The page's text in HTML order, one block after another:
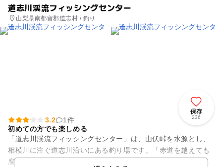
道志川渓流フィッシングセンター
山梨県南都留郡道志村 / 釣り
保存
236
3.2
1件
初めての方でも楽しめる
「道志川渓流フィッシングセンター」は、山伏峠を水源とし、
相模川に注ぐ道志川沿いにある釣り場です。「赤道を越えても
腐らない水」と言われた清流での釣りは、川でのレジャーとし